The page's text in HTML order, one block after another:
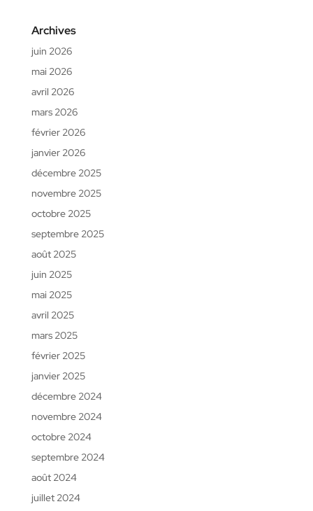
Archives
juin 2026
mai 2026
avril 2026
mars 2026
février 2026
janvier 2026
décembre 2025
novembre 2025
octobre 2025
septembre 2025
août 2025
juin 2025
mai 2025
avril 2025
mars 2025
février 2025
janvier 2025
décembre 2024
novembre 2024
octobre 2024
septembre 2024
août 2024
juillet 2024